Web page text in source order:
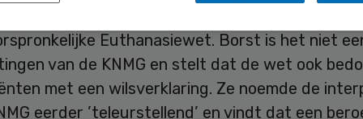
Euthanasiewet. Borst is het niet
van de KNMG en stelt dat de wet ook
met een wilsverklaring. Ze noemde de
eerder ’teleurstellend’ en vindt dat een